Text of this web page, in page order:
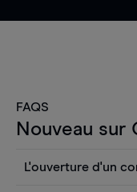
FAQS
Nouveau sur
L'ouverture d'un